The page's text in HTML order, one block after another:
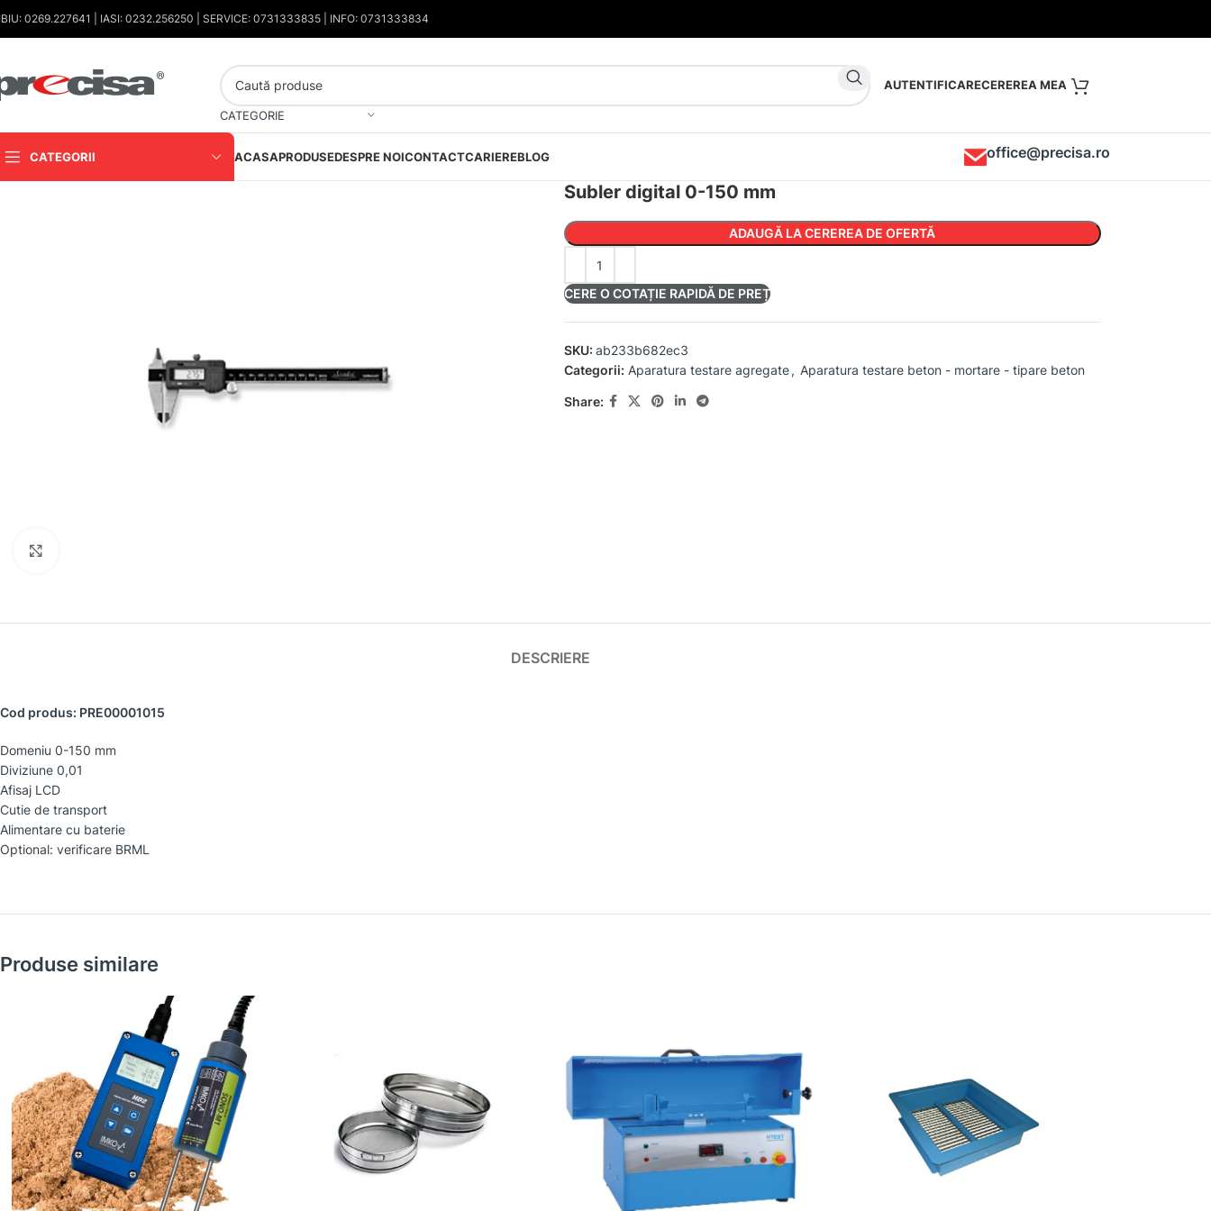
0269.227641 | IASI: 0232.256250 | SERVICE: 0731333835 | INFO: 0731333834
CATEGORIE
AUTENTIFICARE
CATEGORII ACASAPRODUSEDESPRE NOICONTACTCARIEREBLOG office@precisa.ro
Subler digital 0-150 mm
ADAUGĂ LA CEREREA DE OFERTĂ
CERE O COTAȚIE RAPIDĂ DE PREȚ
SKU: ab233b682ec3
Categorii: Aparatura testare agregate, Aparatura testare beton - mortare - tipare beton
Share:
DESCRIERE
Cod produs: PRE00001015
Domeniu 0-150 mm
Diviziune 0,01
Afisaj LCD
Cutie de transport
Alimentare cu baterie
Optional: verificare BRML
Produse similare